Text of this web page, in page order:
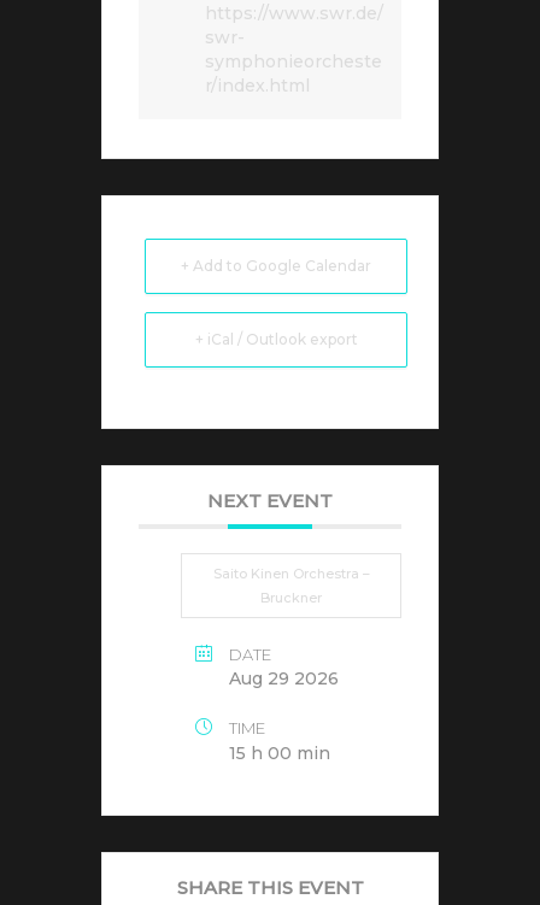
https://www.swr.de/
swr-
symphonieorcheste
r/index.html
+ Add to Google Calendar
+ iCal / Outlook export
NEXT EVENT
Saito Kinen Orchestra –
Bruckner
DATE
Aug 29 2026
TIME
15 h 00 min
SHARE THIS EVENT